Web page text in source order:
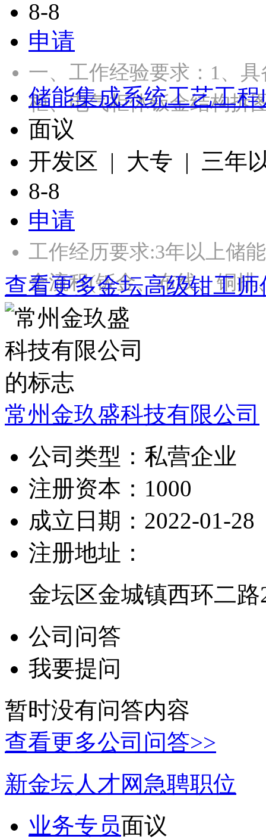
8-8
申请
一、工作经验要求：1、
柜、电气柜体钣金结构
储能集成系统工艺工程
面议
开发区 | 大专 | 三年
8-8
申请
工作经历要求:3年以上储
全流程(钣金、布线、铜
查看更多金坛高级钳工
常州金玖盛科技有限公司
公司类型： 私营企业
注册资本： 1000
成立日期： 2022-01-28
注册地址：
金坛区金城镇西环二路
公司问答
我要提问
暂时没有问答内容
查看更多公司问答>>
新金坛人才网急聘职位
业务专员面议